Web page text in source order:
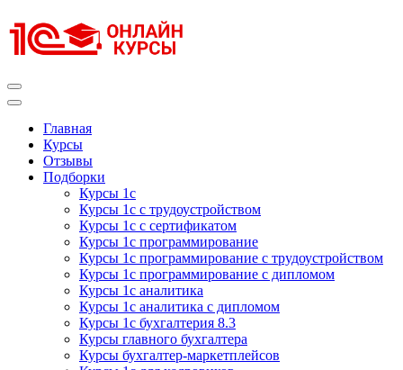
к
содержимому
Главная
Курсы
Отзывы
Подборки
Курсы 1с
Курсы 1с с трудоустройством
Курсы 1с с сертификатом
Курсы 1с программирование
Курсы 1с программирование с трудоустройством
Курсы 1с программирование с дипломом
Курсы 1с аналитика
Курсы 1с аналитика с дипломом
Курсы 1с бухгалтерия 8.3
Курсы главного бухгалтера
Курсы бухгалтер-маркетплейсов